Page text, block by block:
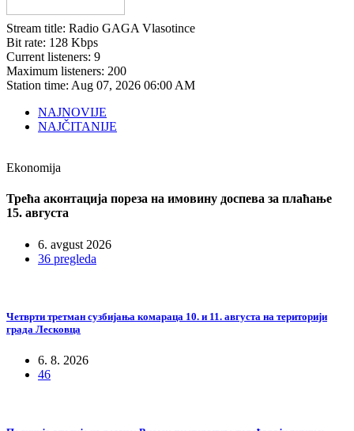
Stream title: Radio GAGA Vlasotince
Bit rate: 128 Kbps
Current listeners: 9
Maximum listeners: 200
Station time: Aug 07, 2026 06:00 AM
NAJNOVIJE
NAJČITANIJE
Ekonomija
Трећа аконтација пореза на имовину доспева за плаћање
15. августа
6. avgust 2026
36 pregleda
Четврти третман сузбијања комараца 10. и 11. августа на територији
града Лесковца
6. 8. 2026
46